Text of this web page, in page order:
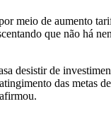
meio de aumento
que não há
desistir de
das metas